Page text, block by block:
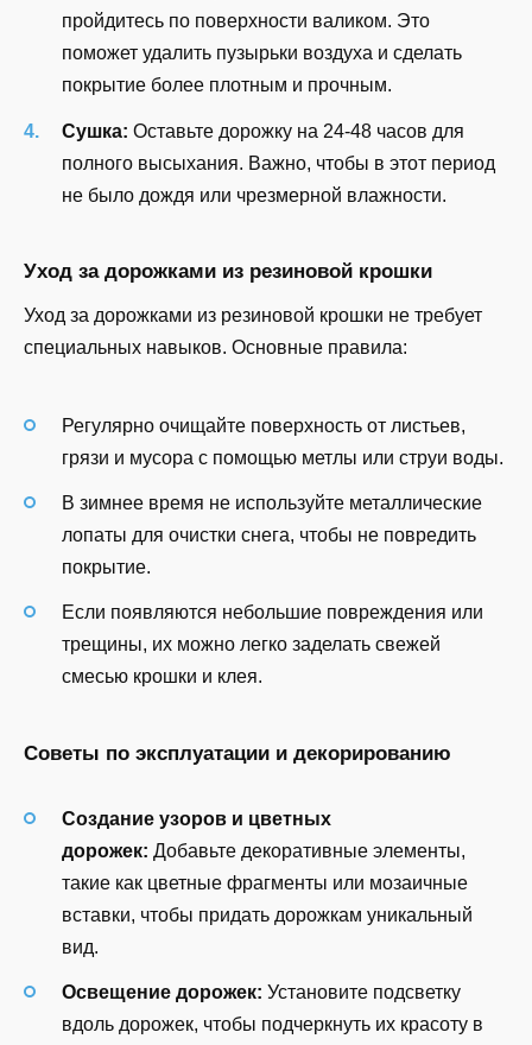
пройдитесь по поверхности валиком. Это
поможет удалить пузырьки воздуха и сделать
покрытие более плотным и прочным.
Сушка: Оставьте дорожку на 24-48 часов для
полного высыхания. Важно, чтобы в этот период
не было дождя или чрезмерной влажности.
Уход за дорожками из резиновой крошки
Уход за дорожками из резиновой крошки не требует
специальных навыков. Основные правила:
Регулярно очищайте поверхность от листьев,
грязи и мусора с помощью метлы или струи воды.
В зимнее время не используйте металлические
лопаты для очистки снега, чтобы не повредить
покрытие.
Если появляются небольшие повреждения или
трещины, их можно легко заделать свежей
смесью крошки и клея.
Советы по эксплуатации и декорированию
Создание узоров и цветных
дорожек: Добавьте декоративные элементы,
такие как цветные фрагменты или мозаичные
вставки, чтобы придать дорожкам уникальный
вид.
Освещение дорожек: Установите подсветку
вдоль дорожек, чтобы подчеркнуть их красоту в